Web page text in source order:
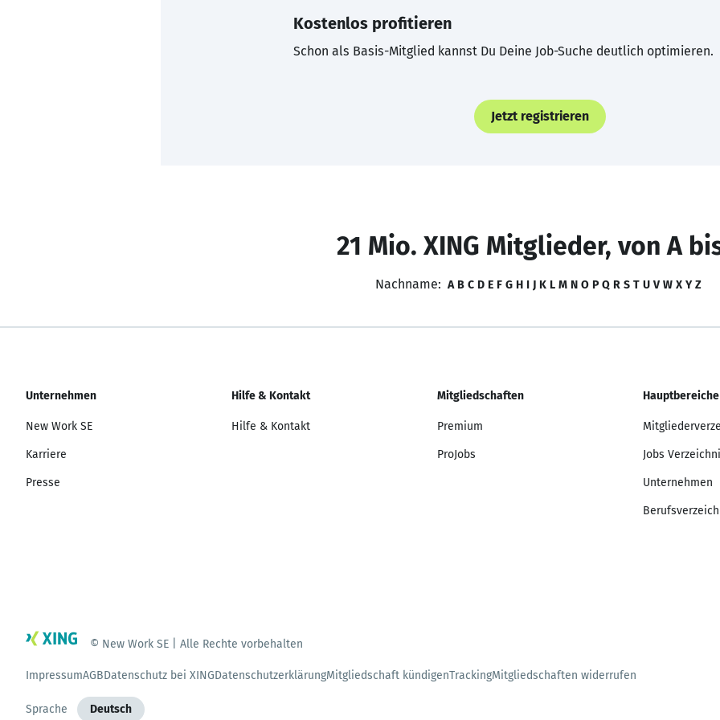
Kostenlos profitieren
Schon als Basis-Mitglied kannst Du Deine Job-Suche deutlich optimieren.
Jetzt registrieren
21 Mio. XING Mitglieder, von A
Nachname: A B C D E F G H I J K L M N O P Q R S T U V W X Y Z
Unternehmen
New Work SE
Karriere
Presse
Hilfe & Kontakt
Hilfe & Kontakt
Mitgliedschaften
Premium
ProJobs
Hauptbereiche
Jobs
Unternehmen
© New Work SE | Alle Rechte vorbehalten
ImpressumAGBDatenschutz bei XINGDatenschutzerklärungMitgliedschaft kündigenTrackingMitgliedschaften widerrufen
Sprache Deutsch